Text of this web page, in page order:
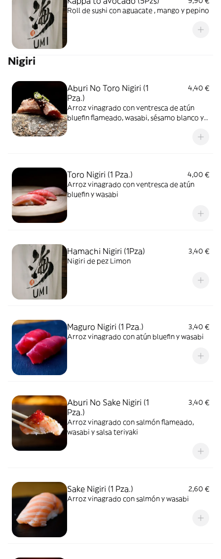
Roll de sushi con aguacate , mango y pepino
Nigiri
Aburi No Toro Nigiri (1
Pza.)
4,40 €
Arroz vinagrado con ventresca de atún
bluefin flameado, wasabi, sésamo blanco y
Toro Nigiri (1 Pza.)
4,00 €
Arroz vinagrado con ventresca de atún
bluefin y wasabi
Hamachi Nigiri (1Pza)
3,40 €
Nigiri de pez Limon
Maguro Nigiri (1 Pza.)
3,40 €
Arroz vinagrado con atún bluefin y wasabi
Aburi No Sake Nigiri (1
Pza.)
3,40 €
Arroz vinagrado con salmón flameado,
wasabi y salsa teriyaki
Sake Nigiri (1 Pza.)
2,60 €
Arroz vinagrado con salmón y wasabi